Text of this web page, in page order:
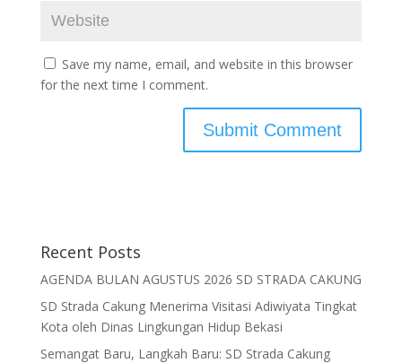
Save my name, email, and website in this browser
for the next time I comment.
Recent Posts
AGENDA BULAN AGUSTUS 2026 SD STRADA CAKUNG
SD Strada Cakung Menerima Visitasi Adiwiyata Tingkat
Kota oleh Dinas Lingkungan Hidup Bekasi
Semangat Baru, Langkah Baru: SD Strada Cakung